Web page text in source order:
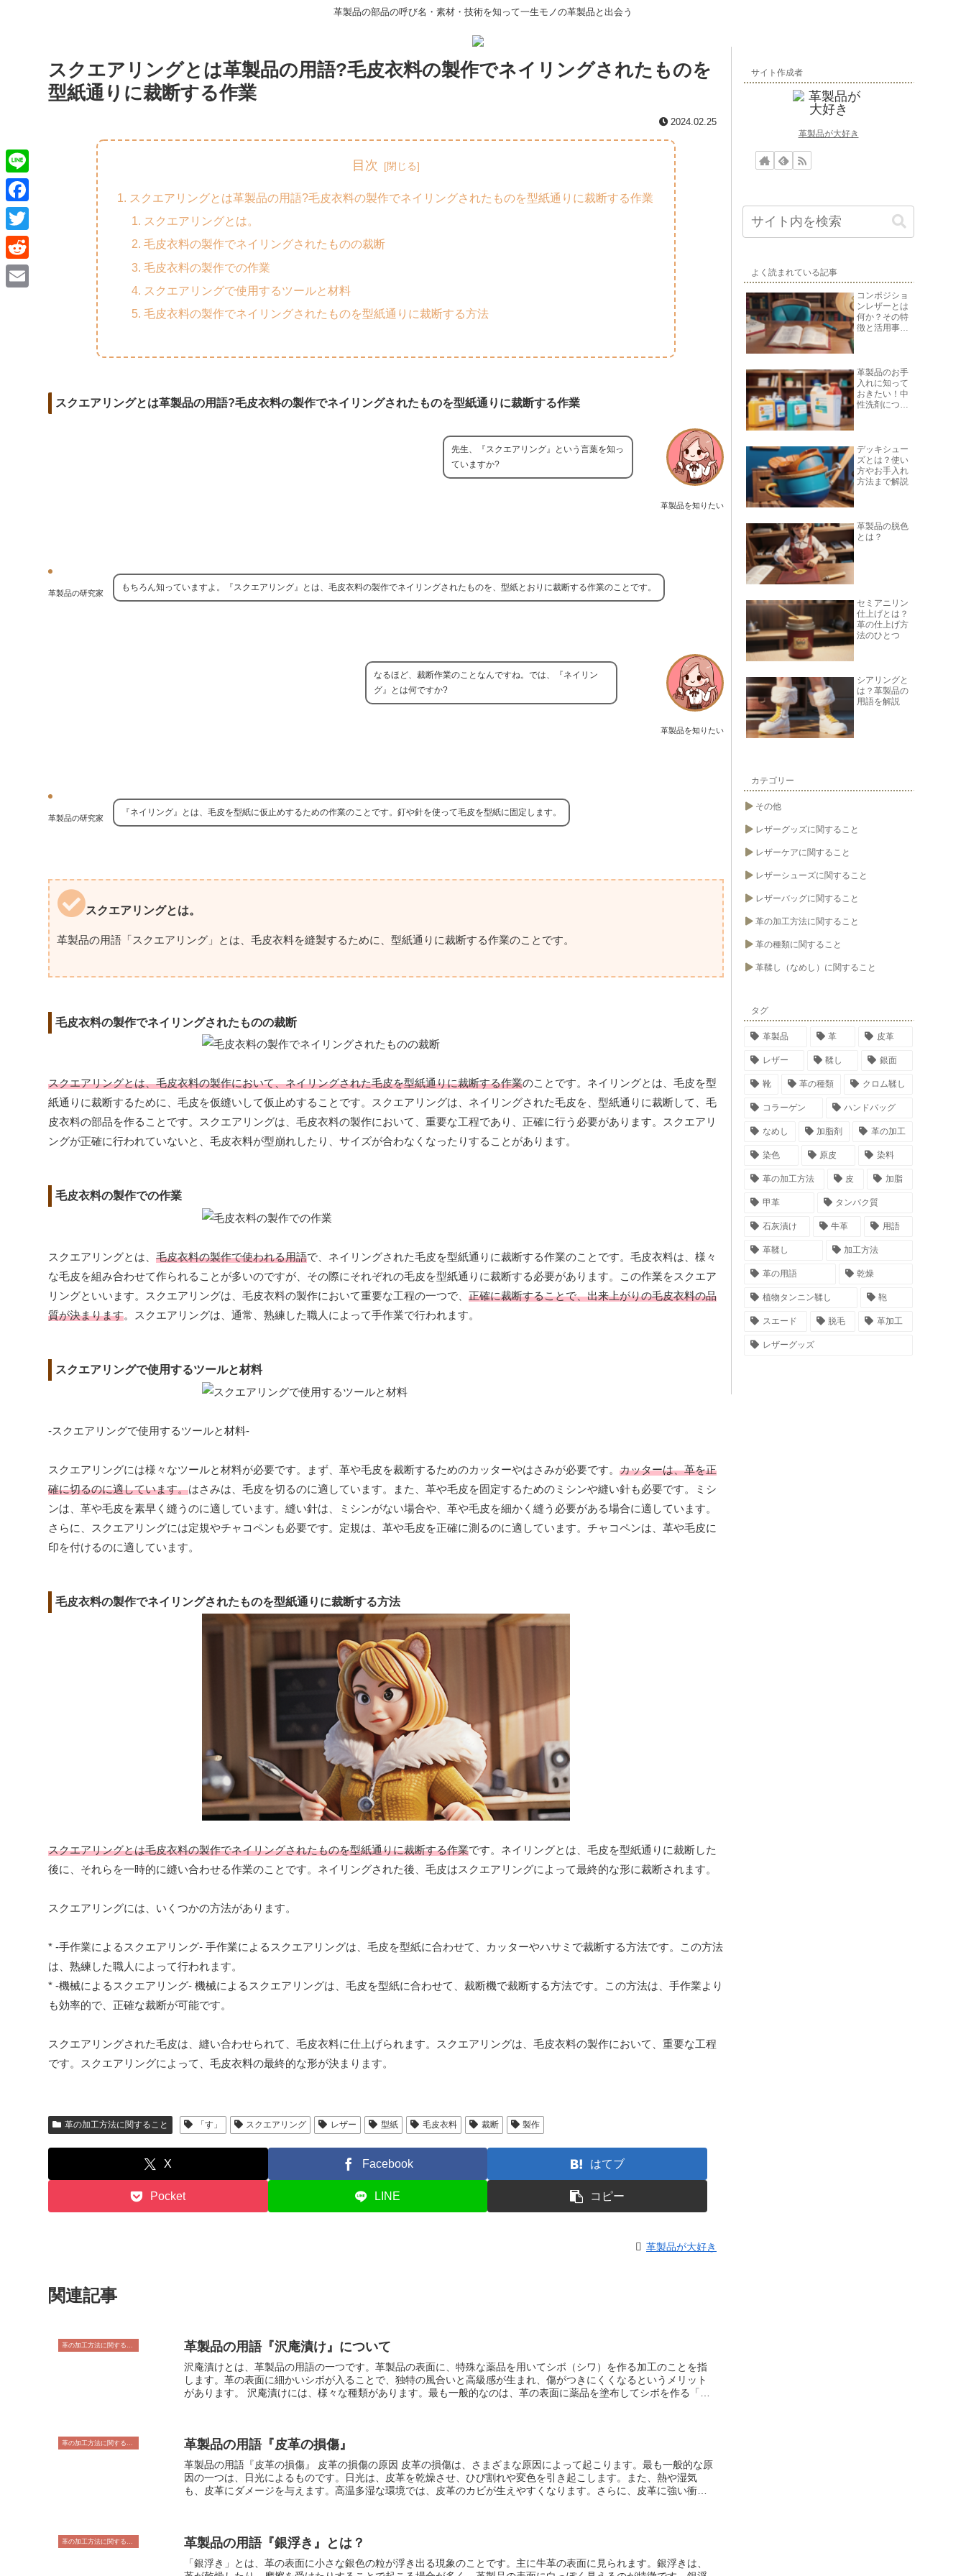
革製品の部品の呼び名・素材・技術を知って一生モノの革製品と出会う
スクエアリングとは革製品の用語?毛皮衣料の製作でネイリングされたものを
型紙通りに裁断する作業
2024.02.25
目次
スクエアリングとは革製品の用語?毛皮衣料の製作でネイリングされたものを型紙通りに裁断する作業
スクエアリングとは。
毛皮衣料の製作でネイリングされたものの裁断
毛皮衣料の製作での作業
スクエアリングで使用するツールと材料
毛皮衣料の製作でネイリングされたものを型紙通りに裁断する方法
スクエアリングとは革製品の用語?毛皮衣料の製作でネイリングされたものを型紙通りに裁断する作業
革製品を知りたい
先生、『スクエアリング』という言葉を知っ
ていますか?
革製品の研究家
もちろん知っていますよ。『スクエアリング』とは、毛皮衣料の製作でネイリングされたものを、型紙とおりに裁断する作業のことです。
革製品を知りたい
なるほど、裁断作業のことなんですね。では、『ネイリン
グ』とは何ですか?
革製品の研究家
『ネイリング』とは、毛皮を型紙に仮止めするための作業のことです。釘や針を使って毛皮を型紙に固定します。
スクエアリングとは。
革製品の用語「スクエアリング」とは、毛皮衣料を縫製するために、型紙通りに裁断する作業のことです。
毛皮衣料の製作でネイリングされたものの裁断
スクエアリングとは、毛皮衣料の製作において、ネイリングされた毛皮を型紙通りに裁断する作業のことです。ネイリングとは、毛皮を型
紙通りに裁断するために、毛皮を仮縫いして仮止めすることです。スクエアリングは、ネイリングされた毛皮を、型紙通りに裁断して、毛
皮衣料の部品を作ることです。スクエアリングは、毛皮衣料の製作において、重要な工程であり、正確に行う必要があります。スクエアリ
ングが正確に行われていないと、毛皮衣料が型崩れしたり、サイズが合わなくなったりすることがあります。
毛皮衣料の製作での作業
スクエアリングとは、 毛皮衣料の製作で使われる用語で、ネイリングされた毛皮を型紙通りに裁断する作業のことです。毛皮衣料は、様々
な毛皮を組み合わせて作られることが多いのですが、その際にそれぞれの毛皮を型紙通りに裁断する必要があります。この作業をスクエア
リングといいます。スクエアリングは、毛皮衣料の製作において重要な工程の一つで、 正確に裁断することで、出来上がりの毛皮衣料の品
質が決まります。スクエアリングは、通常、熟練した職人によって手作業で行われます。
スクエアリングで使用するツールと材料
-スクエアリングで使用するツールと材料-
スクエアリングには様々なツールと材料が必要です。まず、革や毛皮を裁断するためのカッターやはさみが必要です。 カッターは、革を正
確に切るのに適しています。はさみは、毛皮を切るのに適しています。また、革や毛皮を固定するためのミシンや縫い針も必要です。ミシ
ンは、革や毛皮を素早く縫うのに適しています。縫い針は、ミシンがない場合や、革や毛皮を細かく縫う必要がある場合に適しています。
さらに、スクエアリングには定規やチャコペンも必要です。定規は、革や毛皮を正確に測るのに適しています。チャコペンは、革や毛皮に
印を付けるのに適しています。
毛皮衣料の製作でネイリングされたものを型紙通りに裁断する方法
スクエアリングとは毛皮衣料の製作でネイリングされたものを型紙通りに裁断する作業です。ネイリングとは、毛皮を型紙通りに裁断した
後に、それらを一時的に縫い合わせる作業のことです。ネイリングされた後、毛皮はスクエアリングによって最終的な形に裁断されます。
スクエアリングには、いくつかの方法があります。
* -手作業によるスクエアリング- 手作業によるスクエアリングは、毛皮を型紙に合わせて、カッターやハサミで裁断する方法です。この方法
は、熟練した職人によって行われます。
* -機械によるスクエアリング- 機械によるスクエアリングは、毛皮を型紙に合わせて、裁断機で裁断する方法です。この方法は、手作業より
も効率的で、正確な裁断が可能です。
スクエアリングされた毛皮は、縫い合わせられて、毛皮衣料に仕上げられます。スクエアリングは、毛皮衣料の製作において、重要な工程
です。スクエアリングによって、毛皮衣料の最終的な形が決まります。
革の加工方法に関すること 「す」 スクエアリング レザー 型紙 毛皮衣料 裁断 製作
X Facebook はてブ
Pocket LINE コピー
革製品が大好き
関連記事
革製品の用語『沢庵漬け』について
沢庵漬けとは、革製品の用語の一つです。革製品の表面に、特殊な薬品を用いてシボ（シワ）を作る加工のことを指
します。革の表面に細かいシボが入ることで、独特の風合いと高級感が生まれ、傷がつきにくくなるというメリット
があります。 沢庵漬けには、様々な種類があります。最も一般的なのは、革の表面に薬品を塗布してシボを作る「表
に使用されることが多いです。沢庵漬け革製品は、独特の風合いと高級感があるため、多くの人々から人気を集めて
います。
革の加工方法に関すること 革製品の用語『皮革の損傷』
革製品の用語『皮革の損傷』 皮革の損傷の原因 皮革の損傷は、さまざまな原因によって起こります。最も一般的な原
因の一つは、日光によるものです。日光は、皮革を乾燥させ、ひび割れや変色を引き起こします。また、熱や湿気
も、皮革にダメージを与えます。高温多湿な環境では、皮革のカビが生えやすくなります。さらに、皮革に強い衝撃
管することが大切です。 このように、皮革の損傷は、さまざまな原因によって起こり得ます。日頃から、皮革製品を
丁寧に扱い、適切に保管することで、損傷を防ぐことができます。
革の加工方法に関すること 革製品の用語『銀浮き』とは？
「銀浮き」とは、革の表面に小さな銀色の粒が浮き出る現象のことです。主に牛革の表面に見られます。銀浮きは、
サイト作成者
革製品が大好き
よく読まれている記事
コンポジショ
ンレザーとは
何か？その特
徴と活用事例
革製品のお手
入れに知って
おきたい！中
性洗剤につい
デッキシュー
ズとは？使い
方やお手入れ
方法まで解説
革製品の脱色
とは？
セミアニリン
仕上げとは？
革の仕上げ方
法のひとつ
シアリングと
は？革製品の
用語を解説
カテゴリー
その他
レザーグッズに関すること
レザーケアに関すること
レザーシューズに関すること
レザーバッグに関すること
革の加工方法に関すること
革の種類に関すること
革鞣し（なめし）に関すること
タグ
革製品 革 皮革
レザー 鞣し 銀面
靴 革の種類 クロム鞣し
コラーゲン ハンドバッグ
なめし 加脂剤 革の加工
染色 原皮 染料
革の加工方法 皮 加脂
甲革 タンパク質
石灰漬け 牛革 用語
革鞣し 加工方法
革の用語 乾燥
植物タンニン鞣し 鞄
スエード 脱毛 革加工
レザーグッズ
L
i
n
e
F
a
c
e
T
w
i
R